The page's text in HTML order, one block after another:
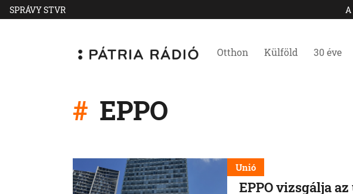
SPRÁVY STVR
Otthon Külföld 30 éve
EPPO
Unió
EPPO vizsgálja